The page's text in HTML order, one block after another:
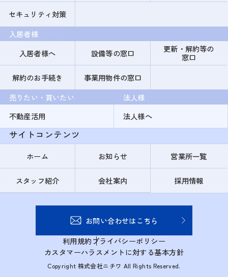
セキュリティ対策
入居者様
入居者様へ
設備等の窓口
更新・解約等の
窓口
解約のお手続き
事業用物件の窓口
売りたい・買いたい
不動産活用
法人様
法人様へ
サイトコンテンツ
ホーム お知らせ 営業所一覧
スタッフ紹介 会社案内 採用情報
お問い合わせはこちら
利用規約プライバシーポリシー
カスタマーハラスメントに対する基本方針
Copyright 株式会社ニチワ All Rights Reserved.